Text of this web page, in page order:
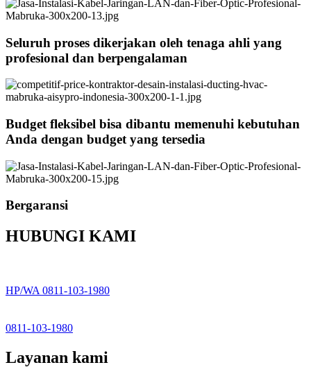
Seluruh proses dikerjakan oleh tenaga ahli yang
profesional dan berpengalaman
Budget fleksibel bisa dibantu memenuhi kebutuhan
Anda dengan budget yang tersedia
Bergaransi
HUBUNGI KAMI
HP/WA 0811-103-1980
0811-103-1980
Layanan kami